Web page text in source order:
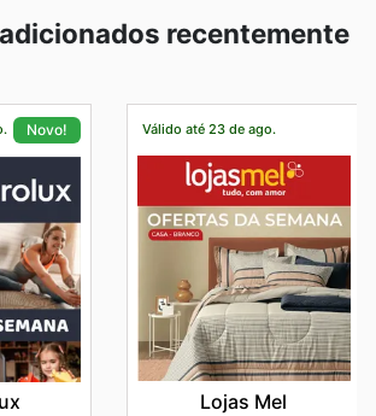
recentemente
Novo! Válido até 23 de ago.
Lojas Mel